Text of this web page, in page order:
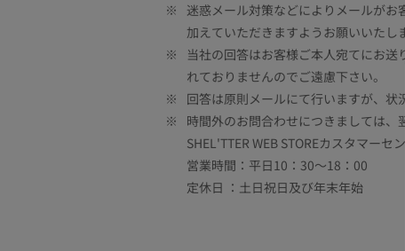
※
迷惑メール対策などによりメールが
加えていただきますようお願いいたし
※
当社の回答はお客様ご本人宛てにお
れておりませんのでご遠慮下さい。
※
回答は原則メールにて行いますが、状
※
時間外のお問合わせにつきましては
SHEL'TTER WEB STOREカスタマーセン
営業時間：平日10：30～18：00
定休日 ：土日祝日及び年末年始